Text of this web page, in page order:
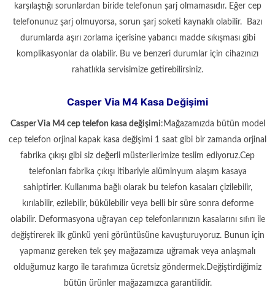
karşılaştığı sorunlardan biride telefonun şarj olmamasıdır. Eğer cep
telefonunuz şarj olmuyorsa, sorun şarj soketi kaynaklı olabilir. Bazı
durumlarda aşırı zorlama içerisine yabancı madde sıkışması gibi
komplikasyonlar da olabilir. Bu ve benzeri durumlar için cihazınızı
rahatlıkla servisimize getirebilirsiniz.
Casper Via M4 Kasa Değişimi
Casper Via M4cep telefon kasa değişimi:Mağazamızda bütün model
cep telefon orjinal kapak kasa değişimi 1 saat gibi bir zamanda orjinal
fabrika çıkışı gibi siz değerli müsterilerimize teslim ediyoruz.Cep
telefonları fabrika çıkışı itibariyle alüminyum alaşım kasaya
sahiptirler. Kullanıma bağlı olarak bu telefon kasaları çizilebilir,
kırılabilir, ezilebilir, bükülebilir veya belli bir süre sonra deforme
olabilir. Deformasyona uğrayan cep telefonlarınızın kasalarını sıfırı ile
değiştirerek ilk günkü yeni görüntüsüne kavuşturuyoruz. Bunun için
yapmanız gereken tek şey mağazamıza uğramak veya anlaşmalı
olduğumuz kargo ile tarafımıza ücretsiz göndermek.Değiştirdiğimiz
bütün ürünler mağazamızca garantilidir.